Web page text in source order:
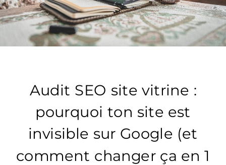
Audit SEO site vitrine :
pourquoi ton site est
invisible sur Google (et
comment changer ça en 1